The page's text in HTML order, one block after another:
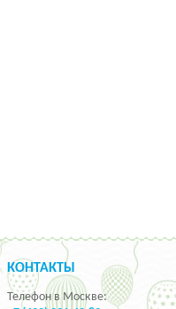
КОНТАКТЫ
Телефон в Москве: